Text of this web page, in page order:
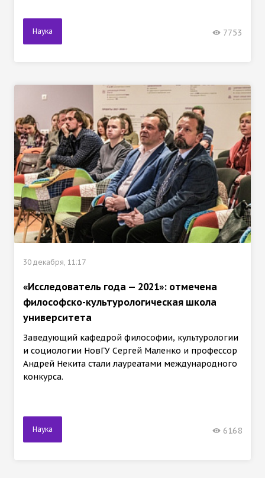
Наука 7753
30 декабря, 11:17
«Исследователь года — 2021»: отмечена
философско-культурологическая школа
университета
Заведующий кафедрой философии, культурологии
и социологии НовГУ Сергей Маленко и профессор
Андрей Некита стали лауреатами международного
конкурса.
Наука 6168